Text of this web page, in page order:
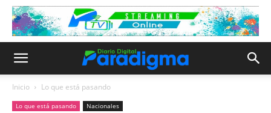
Inicio Lo que está pasando
Lo que está pasando Nacionales